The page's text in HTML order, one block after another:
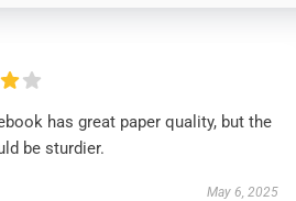
has great paper quality, but the
be sturdier.
May 6, 2025